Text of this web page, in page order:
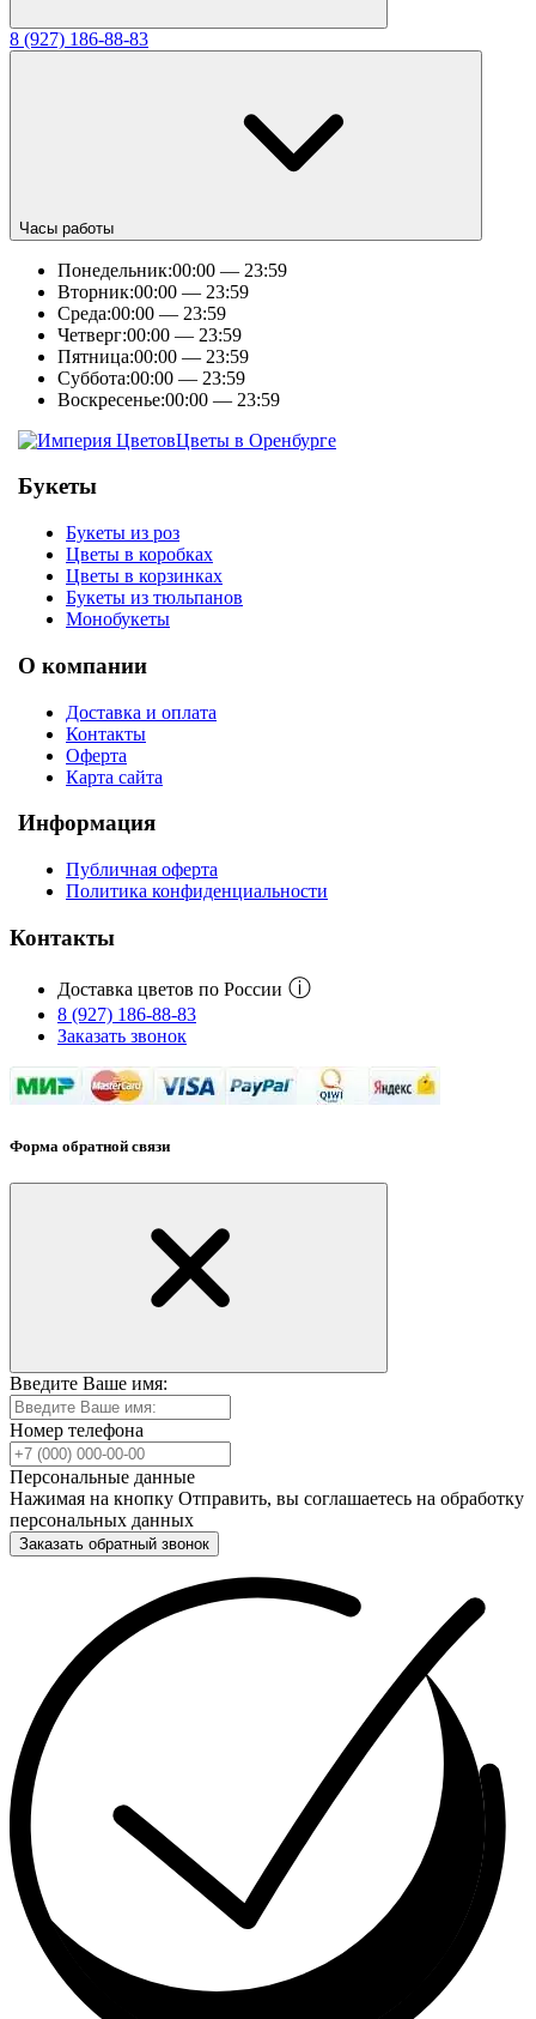
8 (927) 186-88-83
Часы работы
Понедельник:00:00 — 23:59
Вторник:00:00 — 23:59
Среда:00:00 — 23:59
Четверг:00:00 — 23:59
Пятница:00:00 — 23:59
Суббота:00:00 — 23:59
Воскресенье:00:00 — 23:59
Цветы в Оренбурге
Букеты
Букеты из роз
Цветы в коробках
Цветы в корзинках
Букеты из тюльпанов
Монобукеты
О компании
Доставка и оплата
Контакты
Оферта
Карта сайта
Информация
Публичная оферта
Политика конфиденциальности
Контакты
Доставка цветов по России ⓘ
8 (927) 186-88-83
Заказать звонок
Форма обратной связи
Введите Ваше имя:
Номер телефона
Персональные данные
Нажимая на кнопку Отправить, вы соглашаетесь на обработку
персональных данных
Заказать обратный звонок